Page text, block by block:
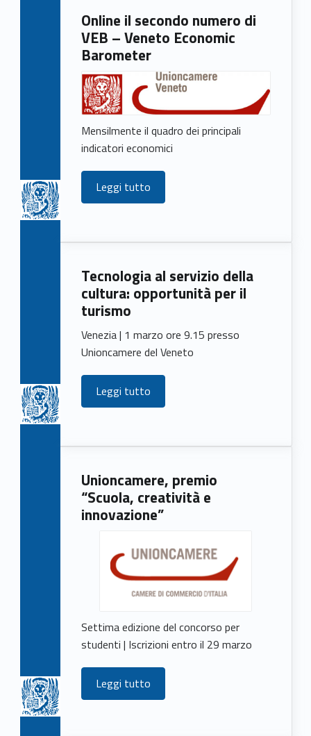
Online il secondo numero di
VEB – Veneto Economic
Barometer
Mensilmente il quadro dei principali
indicatori economici
Leggi tutto
Tecnologia al servizio della
cultura: opportunità per il
turismo
Venezia | 1 marzo ore 9.15 presso
Unioncamere del Veneto
Leggi tutto
Unioncamere, premio
“Scuola, creatività e
innovazione”
Settima edizione del concorso per
studenti | Iscrizioni entro il 29 marzo
Leggi tutto